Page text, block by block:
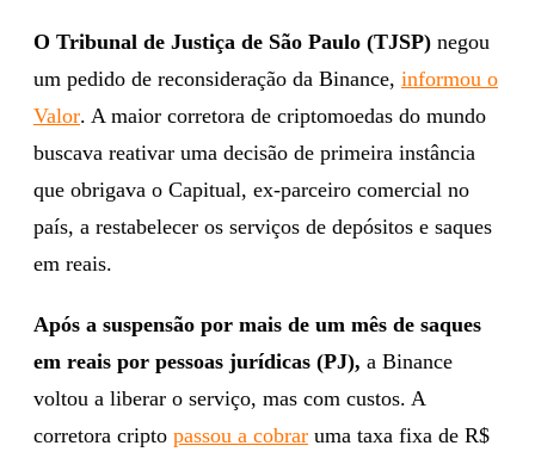
O Tribunal de Justiça de São Paulo (TJSP) negou
um pedido de reconsideração da Binance, informou o
Valor. A maior corretora de criptomoedas do mundo
buscava reativar uma decisão de primeira instância
que obrigava o Capitual, ex-parceiro comercial no
país, a restabelecer os serviços de depósitos e saques
em reais.
Após a suspensão por mais de um mês de saques
em reais por pessoas jurídicas (PJ), a Binance
voltou a liberar o serviço, mas com custos. A
corretora cripto passou a cobrar uma taxa fixa de R$